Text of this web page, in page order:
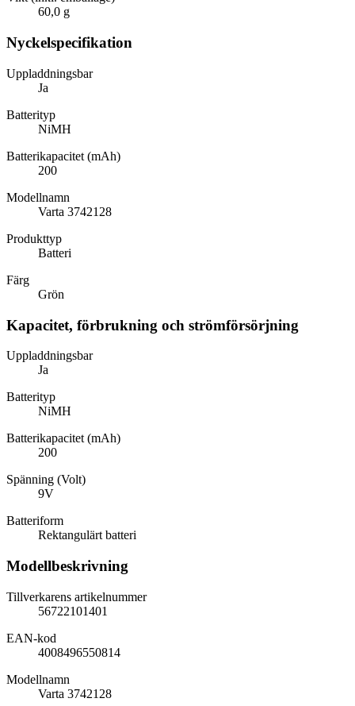
60,0 g
Nyckelspecifikation
Uppladdningsbar
Ja
Batterityp
NiMH
Batterikapacitet (mAh)
200
Modellnamn
Varta 3742128
Produkttyp
Batteri
Färg
Grön
Kapacitet, förbrukning och strömförsörjning
Uppladdningsbar
Ja
Batterityp
NiMH
Batterikapacitet (mAh)
200
Spänning (Volt)
9V
Batteriform
Rektangulärt batteri
Modellbeskrivning
Tillverkarens artikelnummer
56722101401
EAN-kod
4008496550814
Modellnamn
Varta 3742128